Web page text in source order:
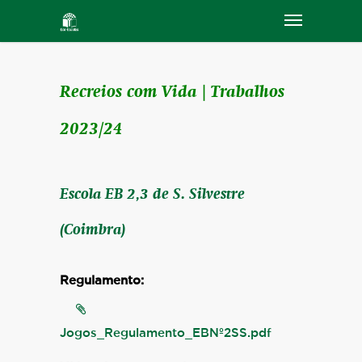
Recreios com Vida | Trabalhos
2023/24
Escola EB 2,3 de S. Silvestre
(Coimbra)
Regulamento:
Jogos_Regulamento_EBNº2SS.pdf